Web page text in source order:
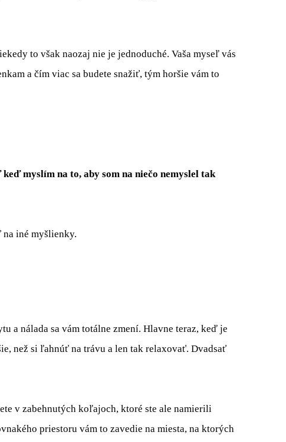
to však naozaj nie je jednoduché. Vaša myseľ vás
a čím viac sa budete snažiť, tým horšie vám to
myslím na to, aby som na niečo nemyslel tak
iné myšlienky.
a nálada sa vám totálne zmení. Hlavne teraz, keď je
než si ľahnúť na trávu a len tak relaxovať. Dvadsať
v zabehnutých koľajoch, ktoré ste ale namierili
priestoru vám to zavedie na miesta, na ktorých